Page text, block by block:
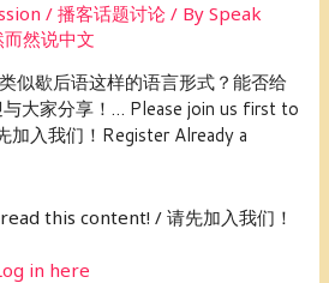
/ 播客话题讨论 / BySpeak
然说中文
似歇后语这样的语言形式？能否给
大家分享！… Please join us first to
入我们！Register Already a
this content! / 请先加入我们！
in here